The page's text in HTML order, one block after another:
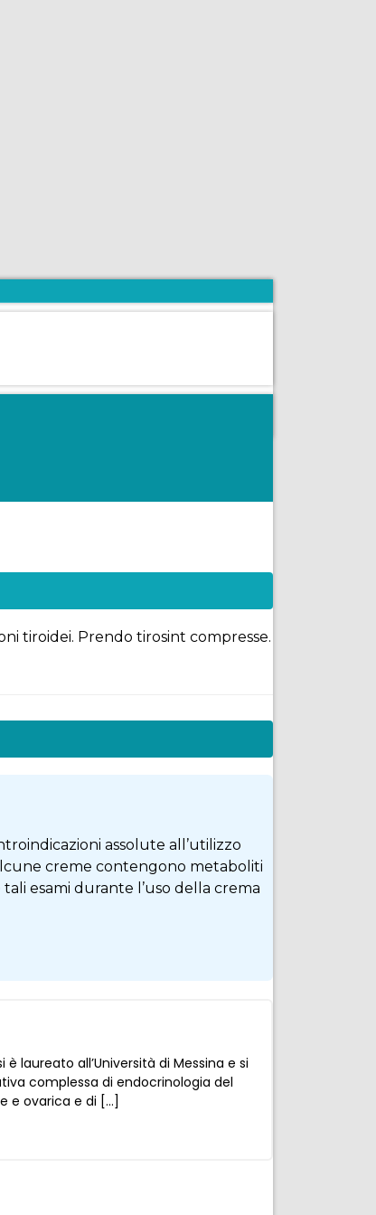
tiroidei. Prendo tirosint compresse.
assolute all’utilizzo
creme contengono metaboliti
esami durante l’uso della crema
laureato all’Università di Messina e si
complessa di endocrinologia del
e ovarica e di […]